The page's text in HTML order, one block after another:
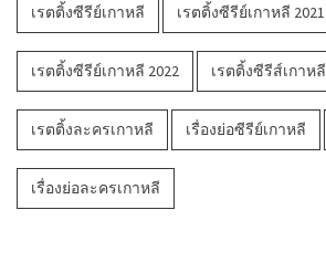
เรตติ้งซีรีย์เกาหลี เรตติ้งซีรีย์เกาหลี 2021
เรตติ้งซีรีย์เกาหลี 2022 เรตติ้งซีรีส์เกาหลี
เรตติ้งละครเกาหลี เรื่องย่อซีรีย์เกาหลี
เรื่องย่อละครเกาหลี